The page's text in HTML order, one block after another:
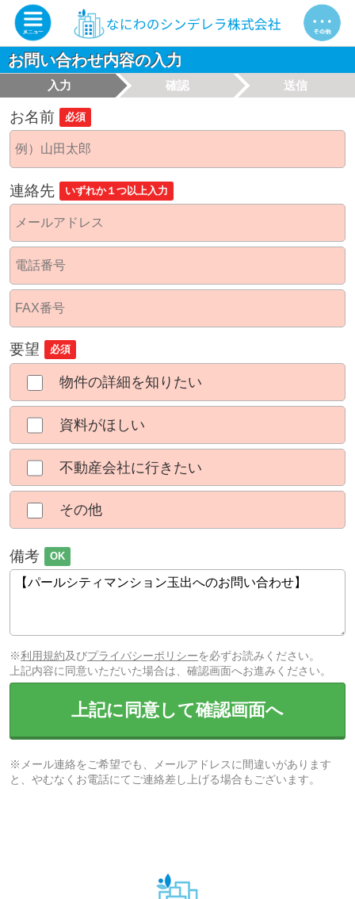
お問い合わせ内容の入力
入力 確認 送信
お名前 必須
連絡先 いずれか１つ以上入力
要望 必須
物件の詳細を知りたい
資料がほしい
不動産会社に行きたい
その他
備考 OK
※利用規約及びプライバシーポリシーを必ずお読みください。
上記内容に同意いただいた場合は、確認画面へお進みください。
上記に同意して確認画面へ
※メール連絡をご希望でも、メールアドレスに間違いがあります
と、やむなくお電話にてご連絡差し上げる場合もございます。